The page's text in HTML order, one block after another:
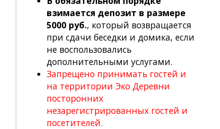
взимается депозит в размере
5000 руб., который возвращается
при сдачи беседки и домика, если
не воспользовались
дополнительными услугами.
Запрещено принимать гостей и
на территории Эко Деревни
посторонних
незарегистрированных гостей и
посетителей.